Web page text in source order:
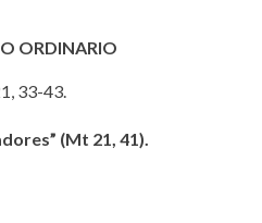
ORDINARIO
33-43.
(Mt 21, 41).